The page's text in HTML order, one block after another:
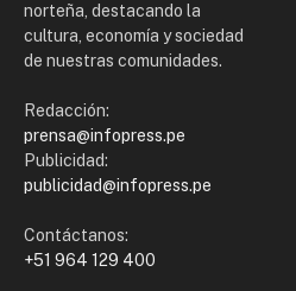
norteña, destacando la
cultura, economía y sociedad
de nuestras comunidades.
Redacción:
prensa@infopress.pe
Publicidad:
publicidad@infopress.pe
Contáctanos:
+51 964 129 400